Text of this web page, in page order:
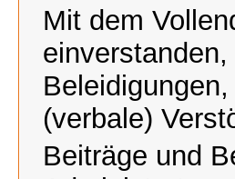
Mit dem
(verbale)
Beiträge und